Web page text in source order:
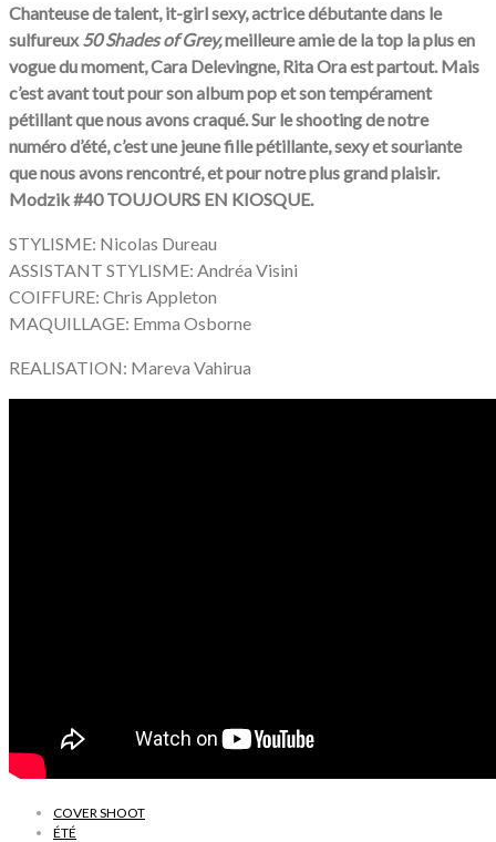
Chanteuse de talent, it-girl sexy, actrice débutante dans le
sulfureux50 Shades of Grey,meilleure amie de la top la plus en
vogue du moment, Cara Delevingne, Rita Ora est partout. Mais
c’est avant tout pour son album pop et son tempérament
pétillant que nous avons craqué. Sur le shooting de notre
numéro d’été, c’est une jeune fille pétillante, sexy et souriante
que nous avons rencontré, et pour notre plus grand plaisir.
Modzik #40 TOUJOURS EN KIOSQUE.
STYLISME: Nicolas Dureau
ASSISTANT STYLISME: Andréa Visini
COIFFURE: Chris Appleton
MAQUILLAGE: Emma Osborne
REALISATION: Mareva Vahirua
COVER SHOOT
ÉTÉ